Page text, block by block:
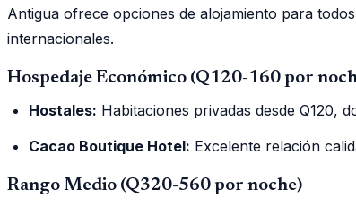
Antigua ofrece opciones de alojamiento para
internacionales.
Hospedaje Económico (Q120-160 por
Hostales: Habitaciones privadas desde Q120,
Cacao Boutique Hotel: Excelente relación
Rango Medio (Q320-560 por noche)